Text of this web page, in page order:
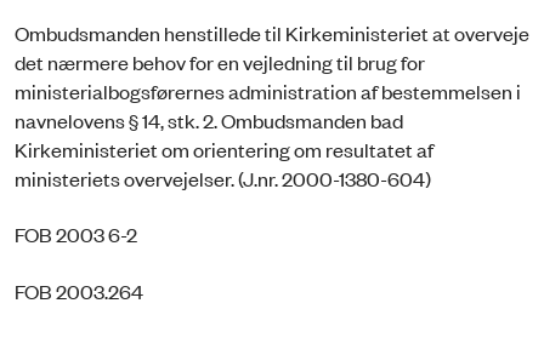
Ombudsmanden henstillede til Kirkeministeriet at overveje
det nærmere behov for en vejledning til brug for
ministerialbogsførernes administration af bestemmelsen i
navnelovens § 14, stk. 2. Ombudsmanden bad
Kirkeministeriet om orientering om resultatet af
ministeriets overvejelser. (J.nr. 2000-1380-604)
FOB 2003 6-2
FOB 2003.264